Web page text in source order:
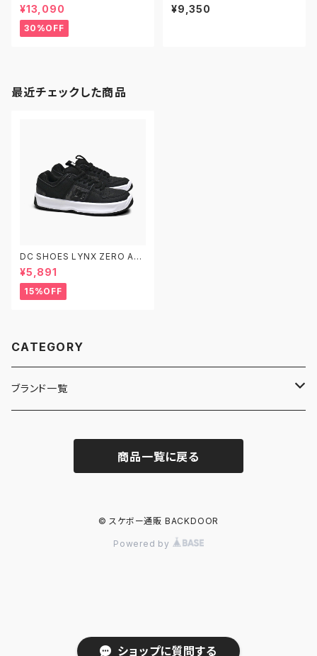
ショップに質問する
ート デッキ スケートボード スケ
ボー 7.625インチ 7.75インチ
7.875インチ 子供用 キッズ
¥13,090
30%OFF
N0A5FC8Y28 22.0-30.0 ヴ
ァンズ スケートオーセンティック
¥9,350
最近チェックした商品
DC SHOES LYNX ZERO AD
BS100269 CA2 17.0-25.0 デ
ィーシーシューズ キッズ リンク
ス ゼロ スケートシューズ スケシ
ュー
¥5,891
15%OFF
CATEGORY
ブランド一覧
商品一覧に戻る
© スケボー通販 BACKDOOR
Powered by